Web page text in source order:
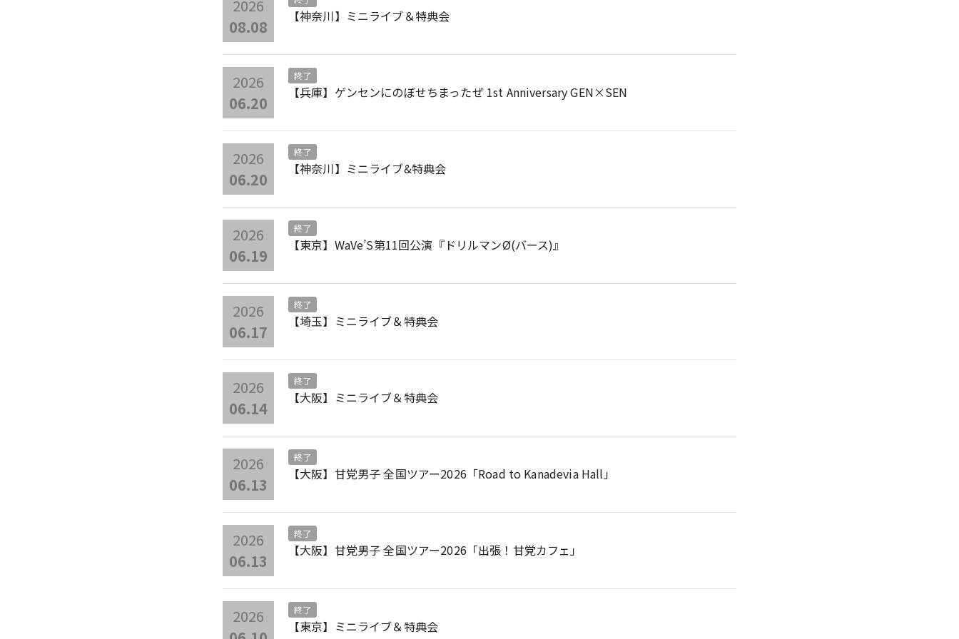
2026
08.08
【神奈川】ミニライブ＆特典会
2026
06.20
終了
【兵庫】ゲンセンにのぼせちまったぜ 1st Anniversary GEN×SEN
2026
06.20
終了
【神奈川】ミニライブ&特典会
2026
06.19
終了
【東京】WaVe’S第11回公演『ドリルマンØ(バース)』
2026
06.17
終了
【埼玉】ミニライブ＆特典会
2026
06.14
終了
【大阪】ミニライブ＆特典会
2026
06.13
終了
【大阪】甘党男子 全国ツアー2026「Road to Kanadevia Hall」
2026
06.13
終了
【大阪】甘党男子 全国ツアー2026「出張！甘党カフェ」
2026
終了
【東京】ミニライブ＆特典会